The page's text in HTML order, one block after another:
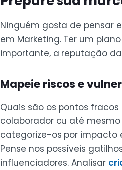
Ninguém gosta de pensar
em Marketing. Ter um
importante, a reputação
Mapeie riscos e
Quais são os pontos
colaborador ou até
categorize-os por impacto
Pense nos possíveis
influenciadores. Analisar